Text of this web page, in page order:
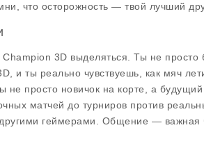
что осторожность — твой лучший
Champion 3D выделяться. Ты не просто
и ты реально чувствуешь, как мяч
не просто новичок на корте, а
матчей до турниров против
геймерами. Общение — важная